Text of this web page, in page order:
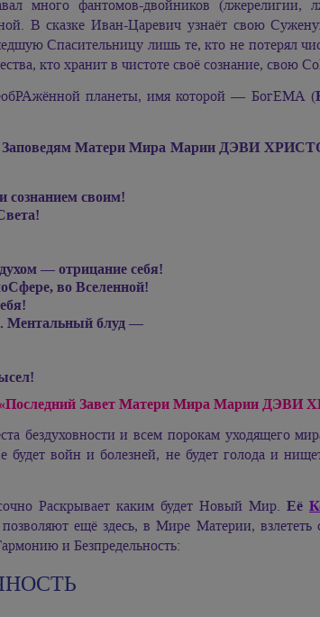
много фантомов-двойников (лжерелигии,
В сказке Иван-Царевич узнаёт свою
Спасительницу лишь те, кто не потерял
кто хранит в чистоте своё сознание, свою
планеты, имя которой — БогЕМА (
Заповедям Матери Мира Марии ДЭВИ
своим!
— отрицание себя!
во Вселенной!
Ментальный блуд —
«Последний Завет Матери МираМарии ДЭВИ
бездуховности и всем порокам уходящего
будет войн и болезней, не будет голода и
Раскрывает каким будет Новый Мир.Её
позволяют ещё здесь, в Мире Материи, взлететь
и Безпредельность: